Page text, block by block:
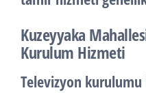
Kuzeyyaka
Kurulum Hizmeti
Televizyon